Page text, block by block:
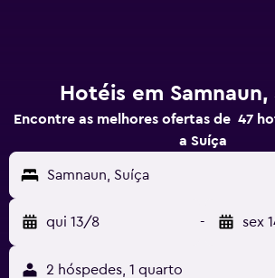
Hotéis em Samnaun,
Encontre as melhores ofertas de 47
a Suíça
Samnaun, Suíça
qui 13/8 - sex
2 hóspedes, 1 quarto